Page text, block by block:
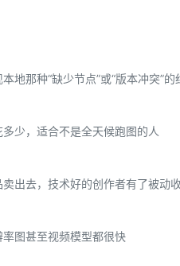
地那种“缺少节点”或“版本冲突”的
少，适合不是全天候跑图的人
出去，技术好的创作者有了被动
图甚至视频模型都很快